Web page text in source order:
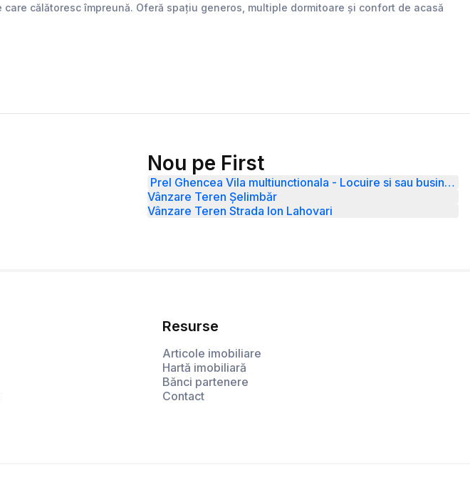
călătoresc împreună. Oferă spațiu generos, multiple dormitoare și confort de acasă
Nou pe First
Prel Ghencea Vila multiunctionala - Locuire si sau business
Vânzare Teren Șelimbăr
Vânzare Teren Strada Ion Lahovari
Resurse
Articole imobiliare
Hartă imobiliară
Bănci partenere
Contact